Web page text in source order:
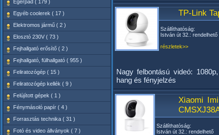
Egérpad ( 179 )
Egyéb coolerek ( 17 )
Elektromos jármű ( 2 )
Elosztó 230V ( 73 )
Fejhallgató erősítő ( 2 )
Fejhallgató, fülhallgató ( 955 )
Feliratozógép ( 15 )
Feliratozógép kellék ( 9 )
Felújított gépek ( 1 )
Fénymásoló papír ( 4 )
Forrasztás technika ( 31 )
Fotó és video állványok ( 7 )
TP-Link
Szállíthatóság:
István út 32.: rendelhető
részletek>>
Nagy felbontású videó:
hang és fényjelzés
Xiaomi
Szállíthatóság:
István út 32.: rendelhető